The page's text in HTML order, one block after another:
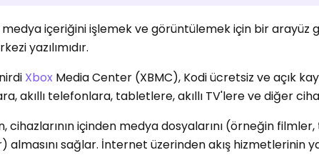
medya içeriğini işlemek ve görüntülemek için bir arayüz
yazılımıdır.
Xbox Media Center (XBMC), Kodi ücretsiz ve açık
akıllı telefonlara, tabletlere, akıllı TV'lere ve diğer
cihazlarının içinden medya dosyalarını (örneğin
sağlar. İnternet üzerinden akış hizmetlerinin